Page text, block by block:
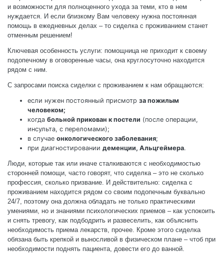
и возможности для полноценного ухода за теми, кто в нем
нуждается. И если близкому Вам человеку нужна постоянная
помощь в ежедневных делах – то сиделка с проживанием станет
отменным решением!
Ключевая особенность услуги: помощница не приходит к своему
подопечному в оговоренные часы, она круглосуточно находится
рядом с ним.
С запросами поиска сиделки с проживанием к нам обращаются:
если нужен постоянный присмотр за пожилым
человеком;
когда больной прикован к постели (после операции,
инсульта, с переломами);
в случае онкологического заболевания;
при диагностировании деменции, Альцгеймера.
Люди, которые так или иначе сталкиваются с необходимостью
сторонней помощи, часто говорят, что сиделка – это не сколько
профессия, сколько призвание. И действительно: сиделка с
проживанием находится рядом со своим подопечным буквально
24/7, поэтому она должна обладать не только практическими
умениями, но и знаниями психологических приемов – как успокоить
и снять тревогу, как подбодрить и развеселить, как объяснить
необходимость приема лекарств, прочее. Кроме этого сиделка
обязана быть крепкой и выносливой в физическом плане – чтоб при
необходимости поднять пациента, довести его до ванной.